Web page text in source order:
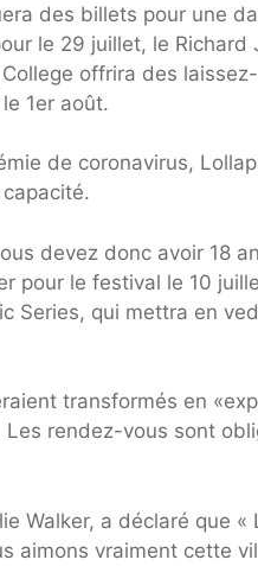
des billets pour une
le 29 juillet, le Richard
offrira des
1er août.
de coronavirus,
devez donc avoir 18
pour le festival le 10
Series, qui mettra en
transformés en
rendez-vous sont
Walker, a déclaré que «
aimons vraiment cette